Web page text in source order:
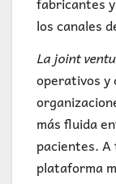
los canales
La joint
operativos y
más fluida
pacientes.
plataforma